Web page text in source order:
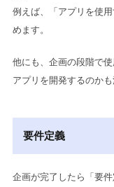
例えば、「アプリを使
めます。
他にも、企画の段階で
アプリを開発するのか
要件定義
企画が完了したら「要件